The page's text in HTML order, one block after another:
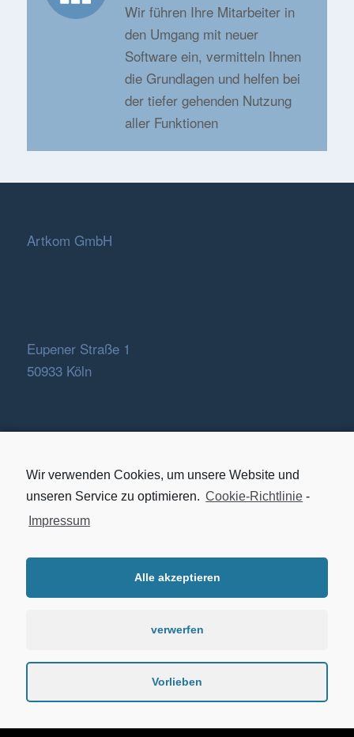
Wir führen Ihre Mitarbeiter in
den Umgang mit neuer
Software ein, vermitteln Ihnen
die Grundlagen und helfen bei
der tiefer gehenden Nutzung
aller Funktionen
Artkom GmbH
Eupener Straße 1
50933 Köln
Fon:+49 221 7593400
E-Mail: info@artkom.de
Wir verwenden Cookies, um unsere Website und
unseren Service zu optimieren. Cookie-Richtlinie -
Impressum
Alle akzeptieren
verwerfen
Vorlieben